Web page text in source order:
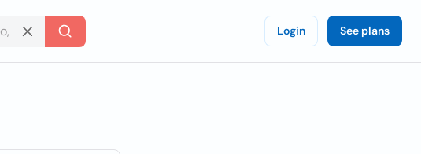
Login See plans